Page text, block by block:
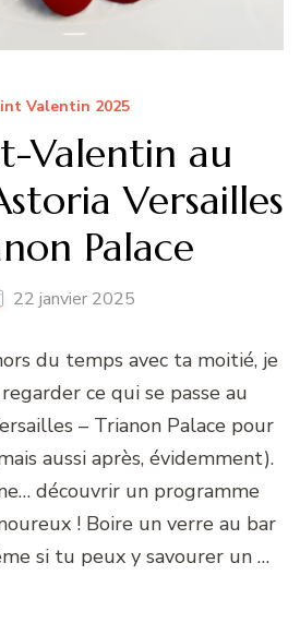
Valentin 2025
Valentin au
Versailles
Palace
22 janvier 2025
du temps avec ta moitié, je
ce qui se passe au
– Trianon Palace pour
aussi après, évidemment).
découvrir un programme
! Boire un verre au bar
si tu peux y savourer un …